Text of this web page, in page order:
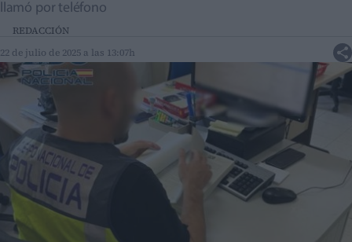
llamó por teléfono
REDACCIÓN
22 de julio de 2025 a las 13:07h